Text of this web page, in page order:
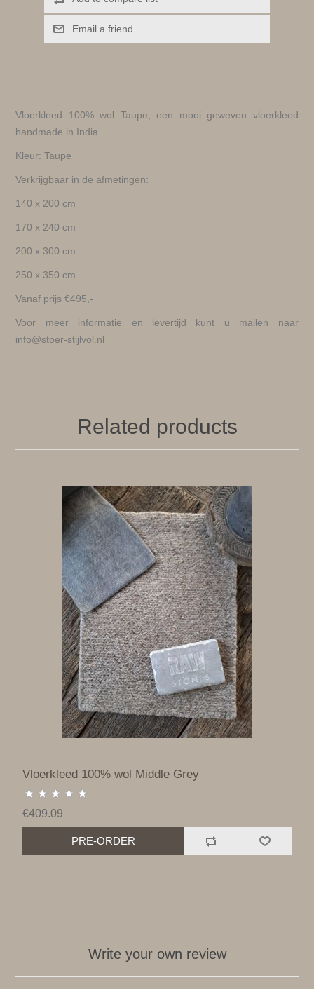
Email a friend
Vloerkleed 100% wol Taupe, een mooi geweven vloerkleed
handmade in India.
Kleur: Taupe
Verkrijgbaar in de afmetingen:
140 x 200 cm
170 x 240 cm
200 x 300 cm
250 x 350 cm
Vanaf prijs €495,-
Voor meer informatie en levertijd kunt u mailen naar
info@stoer-stijlvol.nl
Related products
Vloerkleed 100% wol Middle Grey
€409.09
PRE-ORDER
Write your own review